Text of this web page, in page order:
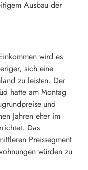
Ausbau der
wird es
sich eine
zu leisten. Der
hatte am Montag
und
Jahren eher im
Das
Preissegment
würden zu